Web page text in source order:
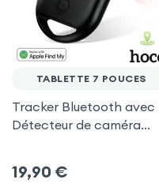
TABLETTE 7 POUCES
Tracker Bluetooth avec
Détecteur de caméra
19,90 €